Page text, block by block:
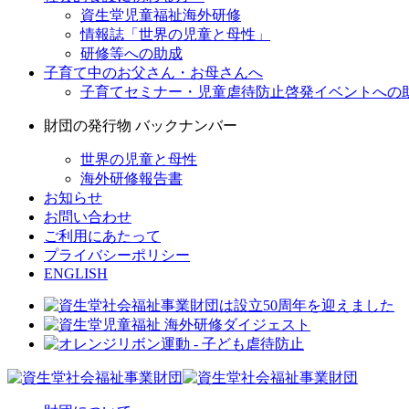
資生堂児童福祉海外研修
情報誌「世界の児童と母性」
研修等への助成
子育て中のお父さん・お母さんへ
子育てセミナー・児童虐待防止啓発イベントへの
財団の発行物 バックナンバー
世界の児童と母性
海外研修報告書
お知らせ
お問い合わせ
ご利用にあたって
プライバシーポリシー
ENGLISH